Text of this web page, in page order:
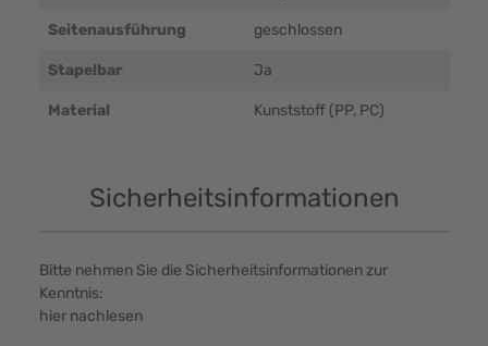
Seitenausführung geschlossen
Stapelbar Ja
Material Kunststoff (PP, PC)
Sicherheitsinformationen
Bitte nehmen Sie die Sicherheitsinformationen zur
Kenntnis:
hier nachlesen